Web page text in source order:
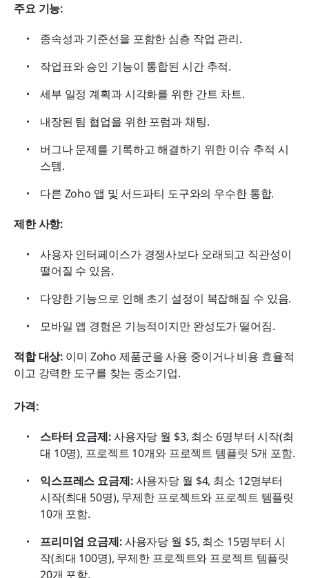
주요 기능:
종속성과 기준선을 포함한 심층 작업 관리.
작업표와 승인 기능이 통합된 시간 추적.
세부 일정 계획과 시각화를 위한 간트 차트.
내장된 팀 협업을 위한 포럼과 채팅.
버그나 문제를 기록하고 해결하기 위한 이슈 추적 시
스템.
다른 Zoho 앱 및 서드파티 도구와의 우수한 통합.
제한 사항:
사용자 인터페이스가 경쟁사보다 오래되고 직관성이
떨어질 수 있음.
다양한 기능으로 인해 초기 설정이 복잡해질 수 있음.
모바일 앱 경험은 기능적이지만 완성도가 떨어짐.
적합 대상: 이미 Zoho 제품군을 사용 중이거나 비용 효율적
이고 강력한 도구를 찾는 중소기업.
가격:
스타터 요금제: 사용자당 월 $3, 최소 6명부터 시작(최
대 10명), 프로젝트 10개와 프로젝트 템플릿 5개 포함.
익스프레스 요금제: 사용자당 월 $4, 최소 12명부터
시작(최대 50명), 무제한 프로젝트와 프로젝트 템플릿
10개 포함.
프리미엄 요금제: 사용자당 월 $5, 최소 15명부터 시
작(최대 100명), 무제한 프로젝트와 프로젝트 템플릿
20개 포함.